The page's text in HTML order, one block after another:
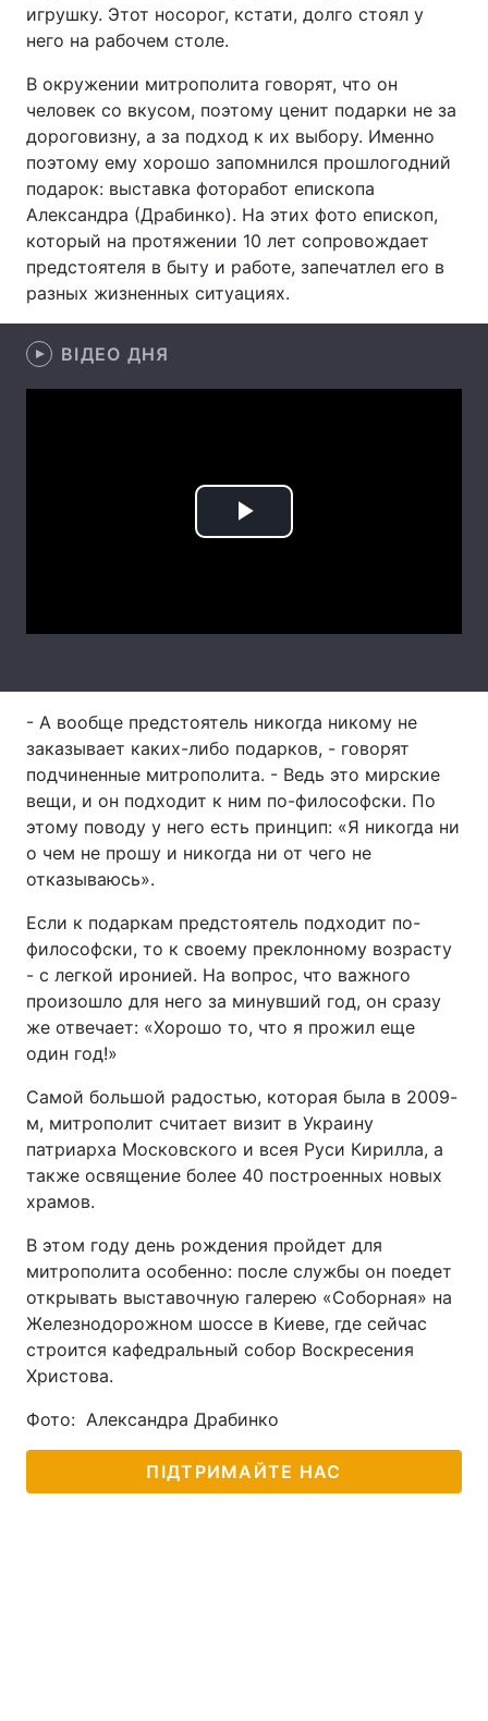
Контакти
Тема оформлення
игрушку. Этот носорог, кстати, долго стоял у
него на рабочем столе.
В окружении митрополита говорят, что он
человек со вкусом, поэтому ценит подарки не за
дороговизну, а за подход к их выбору. Именно
поэтому ему хорошо запомнился прошлогодний
подарок: выставка фоторабот епископа
Александра (Драбинко). На этих фото епископ,
который на протяжении 10 лет сопровождает
предстоятеля в быту и работе, запечатлел его в
разных жизненных ситуациях.
ВІДЕО ДНЯ
Play
- А вообще предстоятель никогда никому не
заказывает каких-либо подарков, - говорят
подчиненные митрополита. - Ведь это мирские
вещи, и он подходит к ним по-философски. По
этому поводу у него есть принцип: «Я никогда ни
о чем не прошу и никогда ни от чего не
отказываюсь».
Если к подаркам предстоятель подходит по-
философски, то к своему преклонному возрасту
- с легкой иронией. На вопрос, что важного
произошло для него за минувший год, он сразу
же отвечает: «Хорошо то, что я прожил еще
один год!»
Самой большой радостью, которая была в 2009-
м, митрополит считает визит в Украину
патриарха Московского и всея Руси Кирилла, а
также освящение более 40 построенных новых
храмов.
В этом году день рождения пройдет для
митрополита особенно: после службы он поедет
открывать выставочную галерею «Соборная» на
Железнодорожном шоссе в Киеве, где сейчас
строится кафедральный собор Воскресения
Христова.
Фото: Александра Драбинко
ПІДТРИМАЙТЕ НАС